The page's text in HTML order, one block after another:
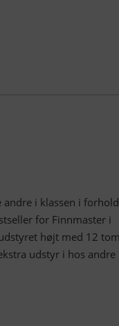
i klassen i
for Finnmaster i
højt med 12
udstyr i hos andre